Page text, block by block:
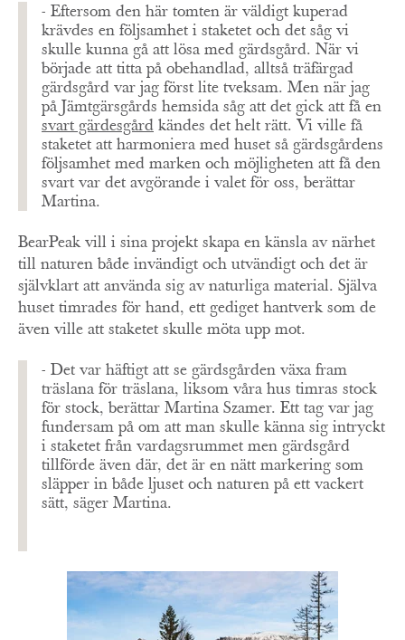
- Eftersom den här tomten är väldigt kuperad
krävdes en följsamhet i staketet och det såg vi
skulle kunna gå att lösa med gärdsgård. När vi
började att titta på obehandlad, alltså träfärgad
gärdsgård var jag först lite tveksam. Men när jag
på Jämtgärsgårds hemsida såg att det gick att få en
svart gärdesgård kändes det helt rätt. Vi ville få
staketet att harmoniera med huset så gärdsgårdens
följsamhet med marken och möjligheten att få den
svart var det avgörande i valet för oss, berättar
Martina.
BearPeak vill i sina projekt skapa en känsla av närhet
till naturen både invändigt och utvändigt och det är
självklart att använda sig av naturliga material. Själva
huset timrades för hand, ett gediget hantverk som de
även ville att staketet skulle möta upp mot.
- Det var häftigt att se gärdsgården växa fram
träslana för träslana, liksom våra hus timras stock
för stock, berättar Martina Szamer. Ett tag var jag
fundersam på om att man skulle känna sig intryckt
i staketet från vardagsrummet men gärdsgård
tillförde även där, det är en nätt markering som
släpper in både ljuset och naturen på ett vackert
sätt, säger Martina.